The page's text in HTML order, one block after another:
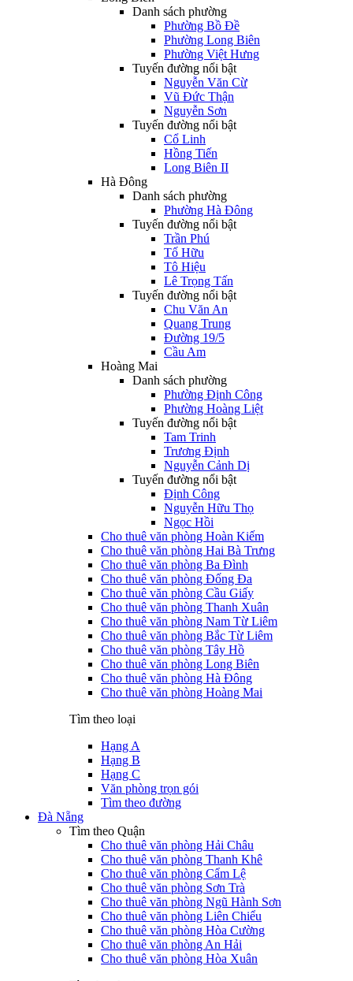
Danh sách phường
Phường Bồ Đề
Phường Long Biên
Phường Việt Hưng
Tuyến đường nổi bật
Nguyễn Văn Cừ
Vũ Đức Thận
Nguyễn Sơn
Tuyến đường nổi bật
Cổ Linh
Hồng Tiến
Long Biên II
Hà Đông
Danh sách phường
Phường Hà Đông
Tuyến đường nổi bật
Trần Phú
Tố Hữu
Tô Hiệu
Lê Trọng Tấn
Tuyến đường nổi bật
Chu Văn An
Quang Trung
Đường 19/5
Cầu Am
Hoàng Mai
Danh sách phường
Phường Định Công
Phường Hoàng Liệt
Tuyến đường nổi bật
Tam Trinh
Trương Định
Nguyễn Cảnh Dị
Tuyến đường nổi bật
Định Công
Nguyễn Hữu Thọ
Ngọc Hồi
Cho thuê văn phòng Hoàn Kiếm
Cho thuê văn phòng Hai Bà Trưng
Cho thuê văn phòng Ba Đình
Cho thuê văn phòng Đống Đa
Cho thuê văn phòng Cầu Giấy
Cho thuê văn phòng Thanh Xuân
Cho thuê văn phòng Nam Từ Liêm
Cho thuê văn phòng Bắc Từ Liêm
Cho thuê văn phòng Tây Hồ
Cho thuê văn phòng Long Biên
Cho thuê văn phòng Hà Đông
Cho thuê văn phòng Hoàng Mai
Tìm theo loại
Hạng A
Hạng B
Hạng C
Văn phòng trọn gói
Tìm theo đường
Đà Nẵng
Tìm theo Quận
Cho thuê văn phòng Hải Châu
Cho thuê văn phòng Thanh Khê
Cho thuê văn phòng Cẩm Lệ
Cho thuê văn phòng Sơn Trà
Cho thuê văn phòng Ngũ Hành Sơn
Cho thuê văn phòng Liên Chiểu
Cho thuê văn phòng Hòa Cường
Cho thuê văn phòng An Hải
Cho thuê văn phòng Hòa Xuân